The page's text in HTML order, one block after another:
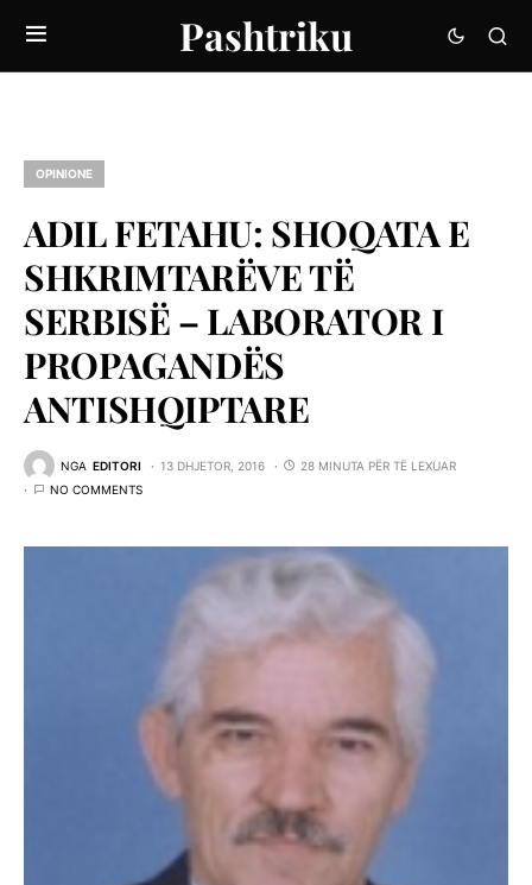
Pashtriku
OPINIONE
ADIL FETAHU: SHOQATA E
SHKRIMTARËVE TË
SERBISË – LABORATOR I
PROPAGANDËS
ANTISHQIPTARE
NGA EDITORI 13 DHJETOR, 2016
28 MINUTA PËR TË LEXUAR
NO COMMENTS